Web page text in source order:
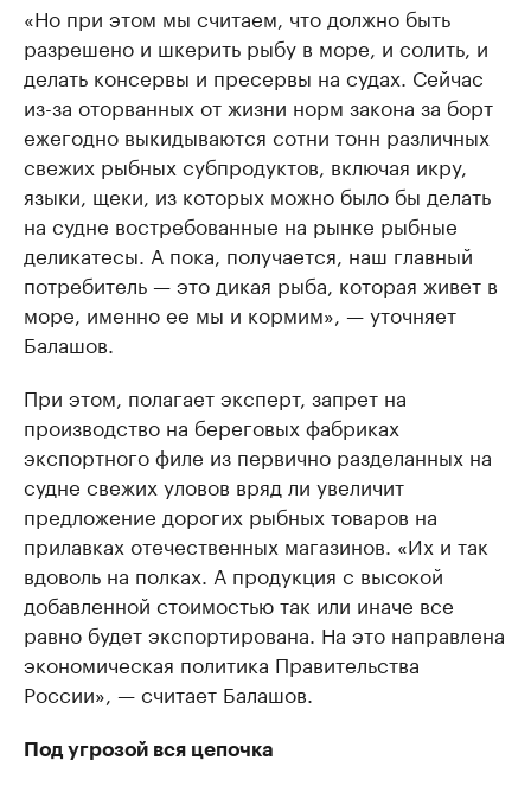
«Но при этом мы считаем, что должно быть
разрешено и шкерить рыбу в море, и солить, и
делать консервы и пресервы на судах. Сейчас
из-за оторванных от жизни норм закона за борт
ежегодно выкидываются сотни тонн различных
свежих рыбных субпродуктов, включая икру,
языки, щеки, из которых можно было бы делать
на судне востребованные на рынке рыбные
деликатесы. А пока, получается, наш главный
потребитель — это дикая рыба, которая живет в
море, именно ее мы и кормим», — уточняет
Балашов.
При этом, полагает эксперт, запрет на
производство на береговых фабриках
экспортного филе из первично разделанных на
судне свежих уловов вряд ли увеличит
предложение дорогих рыбных товаров на
прилавках отечественных магазинов. «Их и так
вдоволь на полках. А продукция с высокой
добавленной стоимостью так или иначе все
равно будет экспортирована. На это направлена
экономическая политика Правительства
России», — считает Балашов.
Под угрозой вся цепочка